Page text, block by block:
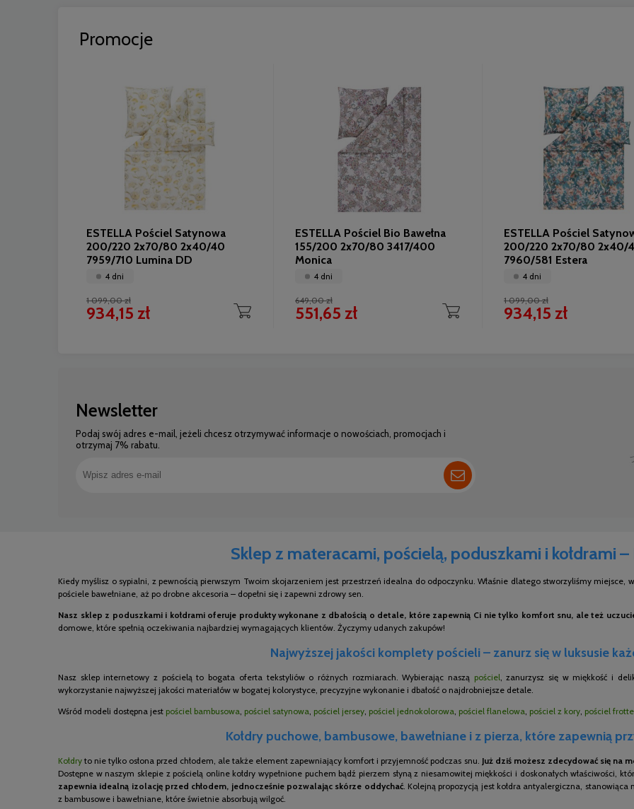
Promocje
ESTELLA Pościel Satynowa
200/220 2x70/80 2x40/40
7959/710 Lumina DD
4 dni
1 099,00 zł
934,15 zł
ESTELLA Pościel Bio Bawełna
155/200 2x70/80 3417/400
Monica
4 dni
649,00 zł
551,65 zł
ESTELLA Pościel
200/220 2x70/80 2x40/
7960/581 Estera
4 dni
1 099,00 zł
934,15 zł
Newsletter
Podaj swój adres e-mail, jeżeli chcesz otrzymywać informacje o nowościach, promocjach i
otrzymaj 7% rabatu.
Sklep z materacami, pościelą, poduszkami i kołdrami
Kiedy myślisz o sypialni, z pewnością pierwszym Twoim skojarzeniem jest przestrzeń idealna do odpoczynku. Właśnie dlatego stworzyliśmy
pościele bawełniane, aż po drobne akcesoria – dopełni się i zapewni zdrowy sen.
Nasz sklep z poduszkami i kołdrami oferuje produkty wykonane z dbałością o detale, które zapewnią Ci nie tylko komfort snu, ale też
domowe, które spełnią oczekiwania najbardziej wymagających klientów. Życzymy udanych zakupów!
Najwyższej jakości komplety pościeli – zanurz się w luksusie
Nasz sklep internetowy z pościelą to bogata oferta tekstyliów o różnych rozmiarach. Wybierając naszą pościel , zanurzysz się w miękkość i
wykorzystanie najwyższej jakości materiałów w bogatej kolorystyce, precyzyjne wykonanie i dbałość o najdrobniejsze detale.
Wśród modeli dostępna jest pościel bambusowa pościel satynowa pościel jersey pościel jednokolorowa pościel flanelowa pościel z kory pościel frotte
Kołdry puchowe, bambusowe, bawełniane i z pierza, które zapewnią
Kołdry to nie tylko osłona przed chłodem, ale także element zapewniający komfort i przyjemność podczas snu. Już dziś możesz zdecydować się na
Dostępne w naszym sklepie z pościelą online kołdry wypełnione puchem bądź pierzem słyną z niesamowitej miękkości i doskonałych właściwości,
zapewnia idealną izolację przed chłodem, jednocześnie pozwalając skórze oddychać. Kolejną propozycją jest kołdra antyalergiczna,
z bambusowe i bawełniane, które świetnie absorbują wilgoć.